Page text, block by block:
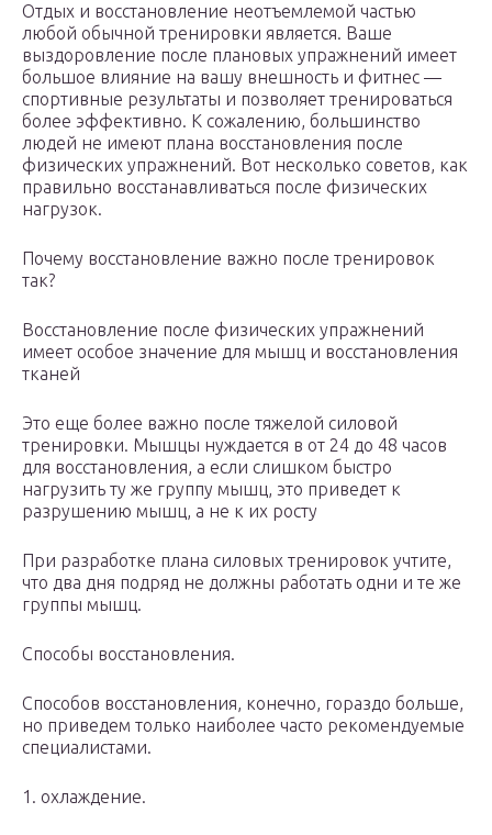
Отдых и восстановление неотъемлемой частью
любой обычной тренировки является. Ваше
выздоровление после плановых упражнений имеет
большое влияние на вашу внешность и фитнес —
спортивные результаты и позволяет тренироваться
более эффективно. К сожалению, большинство
людей не имеют плана восстановления после
физических упражнений. Вот несколько советов, как
правильно восстанавливаться после физических
нагрузок.
Почему восстановление важно после тренировок
так?
Восстановление после физических упражнений
имеет особое значение для мышц и восстановления
тканей
Это еще более важно после тяжелой силовой
тренировки. Мышцы нуждается в от 24 до 48 часов
для восстановления, а если слишком быстро
нагрузить ту же группу мышц, это приведет к
разрушению мышц, а не к их росту
При разработке плана силовых тренировок учтите,
что два дня подряд не должны работать одни и те же
группы мышц.
Способы восстановления.
Способов восстановления, конечно, гораздо больше,
но приведем только наиболее часто рекомендуемые
специалистами.
1. охлаждение.